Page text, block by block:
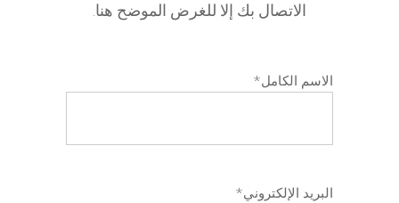
الاتصال بك إلا للغرض الموضح هنا.
الاسم الكامل*
البريد الإلكتروني*